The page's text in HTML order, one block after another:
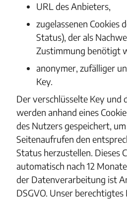
URL des Anbieters,
zugelassenen Cookies
Status), der als
Zustimmung benötigt
anonymer, zufälliger
Key.
Der verschlüsselte Key und
werden anhand eines
des Nutzers gespeichert,
Seitenaufrufen den
Status herzustellen. Dieses
automatisch nach 12
der Datenverarbeitung ist
DSGVO. Unser